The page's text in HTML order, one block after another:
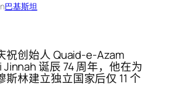
巴基斯坦
祝创始人 Quaid-e-Azam
诞辰 74 周年，他在为
斯林建立独立国家后仅 11 个